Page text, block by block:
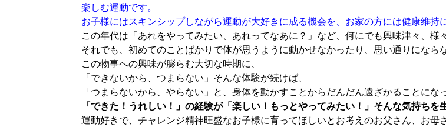
楽しむ運動です。
お子様にはスキンシップしながら運動が大好きに成る機会を、お家の方には健康維持
この年代は「あれをやってみたい、あれってなあに？」など、何にでも興味津々、様
それでも、初めてのことばかりで体が思うように動かせなかったり、思い通りになら
この物事への興味が膨らむ大切な時期に、
「できないから、つまらない」そんな体験が続けば、
「つまらないから、やらない」と、身体を動かすことからだんだん遠ざかることにな
「できた！うれしい！」の経験が「楽しい！もっとやってみたい！」そんな気持ちを
運動好きで、チャレンジ精神旺盛なお子様に育ってほしいとお考えのお父さん、お母さ